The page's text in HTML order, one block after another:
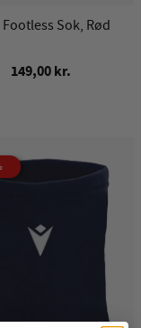
Footless Sok, Rød
149,00 kr.